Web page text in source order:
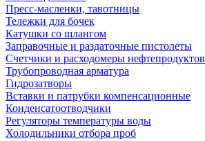
Пресс-масленки, тавотницы
Тележки для бочек
Катушки со шлангом
Заправочные и раздаточные пистолеты
Счетчики и расходомеры нефтепродуктов
Трубопроводная арматура
Гидрозатворы
Вставки и патрубки компенсационные
Конденсатоотводчики
Регуляторы температуры воды
Холодильники отбора проб